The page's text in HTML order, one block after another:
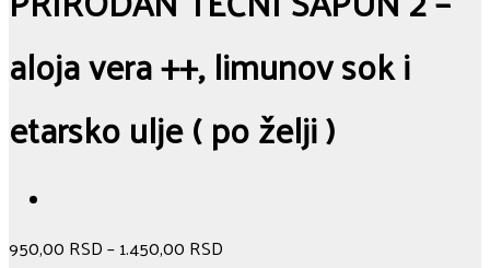
aloja vera ++, limunov sok i
etarsko ulje ( po želji )
950,00 RSD–1.450,00 RSD